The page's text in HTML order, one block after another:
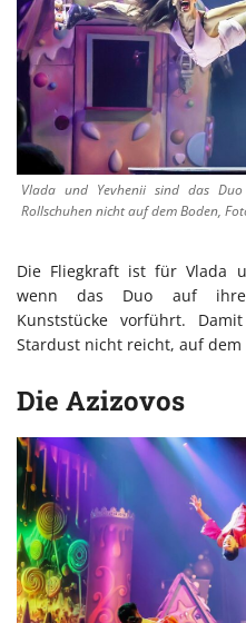
Vlada und Yevhenii sind das
Rollschuhen nicht auf dem Boden,
Die Fliegkraft ist für Vlada
wenn das Duo auf ihren
Kunststücke vorführt.
Stardust nicht reicht, auf
Die Azizovos